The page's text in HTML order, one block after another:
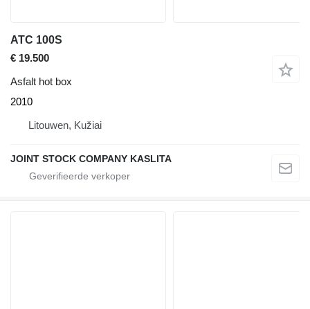
ATC 100S
€ 19.500
Asfalt hot box
2010
Litouwen, Kužiai
JOINT STOCK COMPANY KASLITA